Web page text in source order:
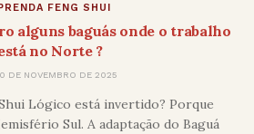
FENG SHUI
alguns baguás onde o trabalho
no Norte ?
DE NOVEMBRO DE 2025
Lógico está invertido? Porque
Sul. A adaptação do Baguá